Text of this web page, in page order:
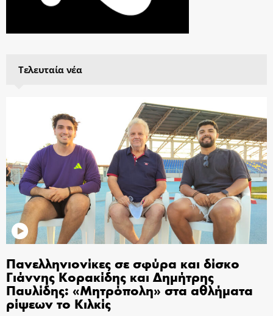
Τελευταία νέα
Πανελληνιονίκες σε σφύρα και δίσκο
Γιάννης Κορακίδης και Δημήτρης
Παυλίδης: «Μητρόπολη» στα αθλήματα
ρίψεων το Κιλκίς